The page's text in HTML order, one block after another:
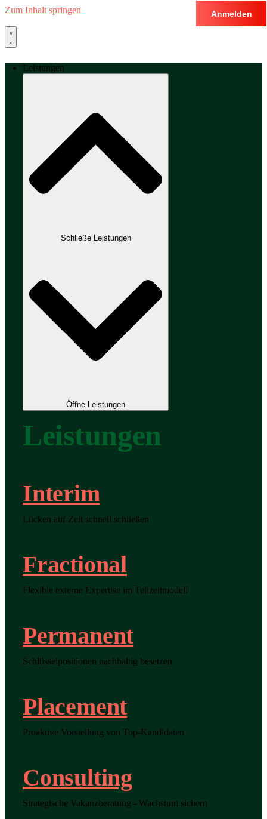
Zum Inhalt springen
Leistungen
Schließe Leistungen
Öffne Leistungen
Leistungen
Interim
Lücken auf Zeit schnell schließen
Fractional
Flexible externe Expertise im Teilzeitmodell
Permanent
Schlüsselpositionen nachhaltig besetzen
Placement
Proaktive Vorstellung von Top-Kandidaten
Consulting
Strategische Vakanzberatung - Wachstum sichern
Anmelden